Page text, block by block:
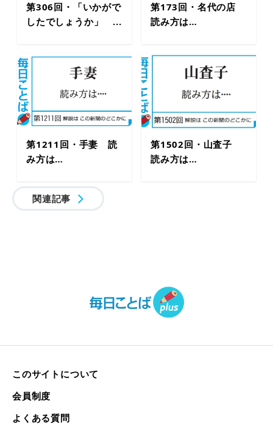
第306回・「いかがで
したでしょうか」 ...
第173回・名代の店
読み方は…
第1211回・手妻 読
み方は…
第1502回・山査子
読み方は…
関連記事
このサイトについて
会員制度
よくある質問